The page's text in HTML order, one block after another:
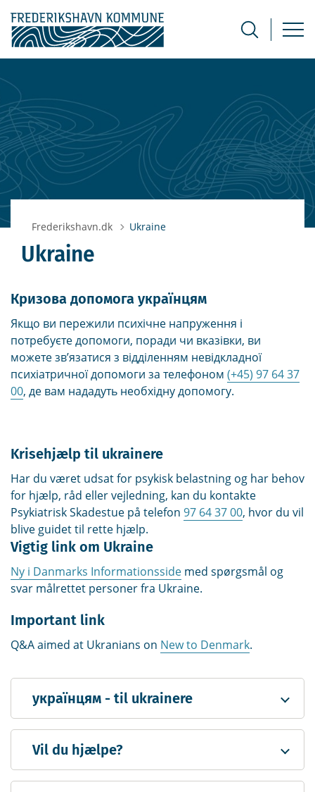
Frederikshavn.dk Ukraine
Ukraine
Кризова допомога українцям
Якщо ви пережили психічне напруження і
потребуєте допомоги, поради чи вказівки, ви
можете зв’язатися з відділенням невідкладної
психіатричної допомоги за телефоном (+45) 97 64 37
00, де вам нададуть необхідну допомогу.
Krisehjælp til ukrainere
Har du været udsat for psykisk belastning og har behov
for hjælp, råd eller vejledning, kan du kontakte
Psykiatrisk Skadestue på telefon 97 64 37 00, hvor du vil
blive guidet til rette hjælp.
Vigtig link om Ukraine
Ny i Danmarks Informationsside med spørgsmål og
svar målrettet personer fra Ukraine.
Important link
Q&A aimed at Ukranians on New to Denmark.
українцям - til ukrainere
Vil du hjælpe?